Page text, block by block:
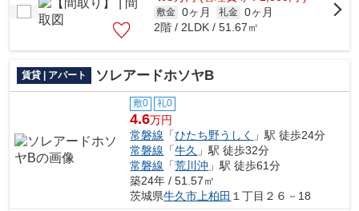
敷金 0ヶ月 礼金 0ヶ月
2階 / 2LDK / 51.67㎡
賃貸 | アパート ソレアードホソヤB
敷0 礼0
4.6万円
常磐線 「ひたち野うしく
」駅 徒歩24分
常磐線 「牛久 」駅 徒歩32分
常磐線 「荒川沖 」駅 徒歩61分
築24年 / 51.57㎡
茨城県牛久市上柏田 １丁目２６－18